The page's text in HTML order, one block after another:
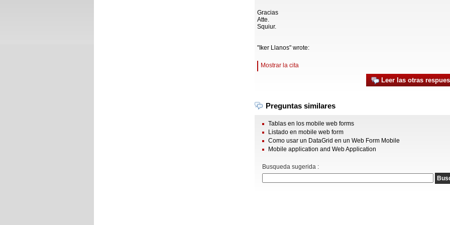
Gracias
Atte.
Squiur.
"Iker Llanos" wrote:
Mostrar la cita
Leer las otras
Preguntas similares
Tablas en los mobile web forms
Listado en mobile web form
Como usar un DataGrid en un Web Form Mobile
Mobile application and Web Application
Busqueda sugerida :